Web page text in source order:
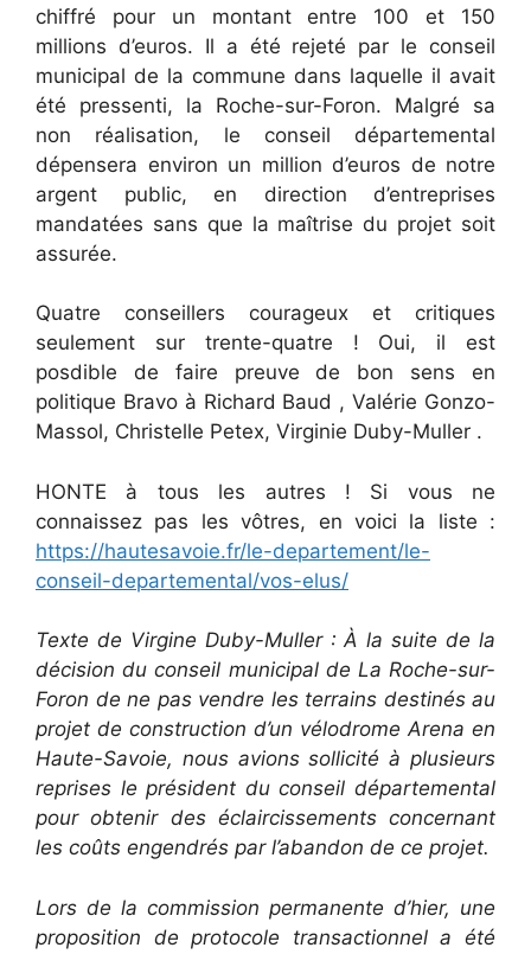
chiffré pour un montant entre 100 et 150
millions d’euros. Il a été rejeté par le conseil
municipal de la commune dans laquelle il avait
été pressenti, la Roche-sur-Foron. Malgré sa
non réalisation, le conseil départemental
dépensera environ un million d’euros de notre
argent public, en direction d’entreprises
mandatées sans que la maîtrise du projet soit
assurée.
Quatre conseillers courageux et critiques
seulement sur trente-quatre ! Oui, il est
posdible de faire preuve de bon sens en
politique Bravo à Richard Baud , Valérie Gonzo-
Massol, Christelle Petex, Virginie Duby-Muller .
HONTE à tous les autres ! Si vous ne
connaissez pas les vôtres, en voici la liste :
https://hautesavoie.fr/le-departement/le-
conseil-departemental/vos-elus/
Texte de Virgine Duby-Muller : À la suite de la
décision du conseil municipal de La Roche-sur-
Foron de ne pas vendre les terrains destinés au
projet de construction d’un vélodrome Arena en
Haute-Savoie, nous avions sollicité à plusieurs
reprises le président du conseil départemental
pour obtenir des éclaircissements concernant
les coûts engendrés par l’abandon de ce projet.
Lors de la commission permanente d’hier, une
proposition de protocole transactionnel a été